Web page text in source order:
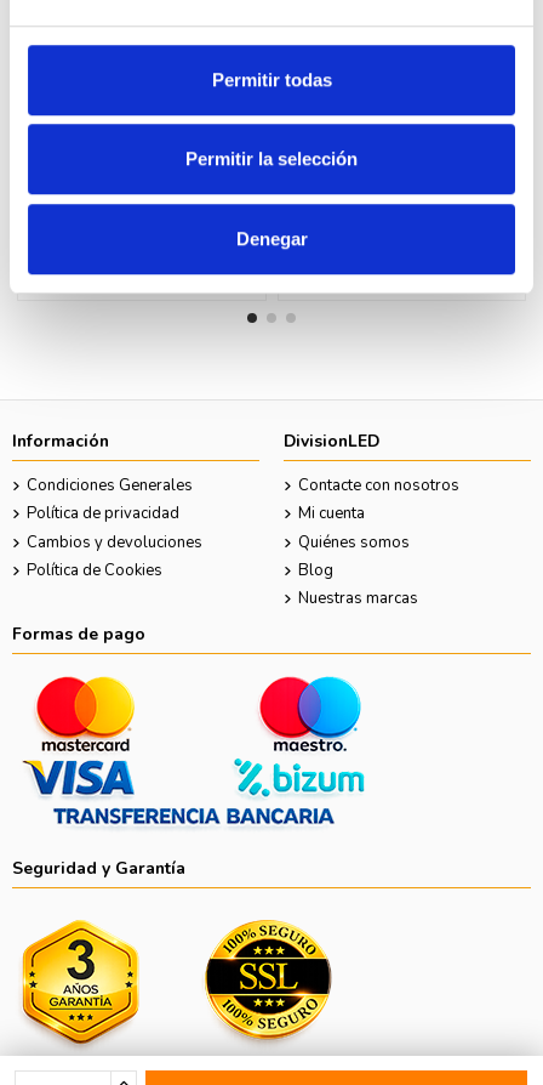
Permitir todas
Permitir la selección
Denegar
Gala 38757 Grifo bidé
47,70 €
Clever 94696 Grifo de bidé
Urban
Información
Condiciones Generales
Política de privacidad
Cambios y devoluciones
Política de Cookies
DivisionLED
Contacte con nosotros
Mi cuenta
Quiénes somos
Blog
Nuestras marcas
Formas de pago
Seguridad y Garantía